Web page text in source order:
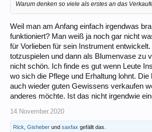
Warum denken so viele als erstes an das
Weil man am Anfang einfach irgendwas
funktioniert? Man weiß ja noch gar nicht
für Vorlieben für sein Instrument
totzuspielen und dann als Blumenvase zu
nicht schön. Ich finde es gut wenn Leute
wo sich die Pflege und Erhaltung lohnt. Die
auch wieder guten Gewissens verkaufen
anderes möchte. Ist das nicht irgendwie
14.November.2020
Rick Gisheber und saxfax gefällt das.